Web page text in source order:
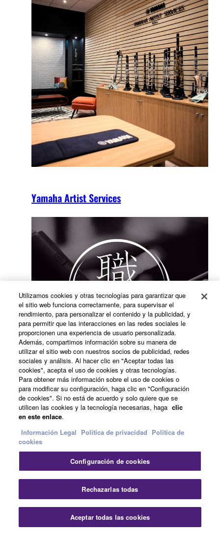
Yamaha Artist Services
Yamaha - Yamaha - España
Instrumentos musicales
Boquillas
Boquillas para cornetas
Utilizamos cookies y otras tecnologías para garantizar que
el sitio web funciona correctamente, para supervisar el
rendimiento, para personalizar el contenido y la publicidad, y
para permitir que las interacciones en las redes sociales le
proporcionen una experiencia de usuario personalizada.
Además, compartimos información sobre su manera de
utilizar el sitio web con nuestros socios de publicidad, redes
sociales y análisis. Al hacer clic en "Aceptar todas las
cookies", acepta el uso de cookies y otras tecnologías.
Para obtener más información sobre el uso de cookies o
para modificar su configuración, haga clic en "Configuración
de cookies". Si no está de acuerdo y solo quiere que se
utilicen las cookies y la tecnología necesarias, haga clic
en este enlace.
Información Legal Politica de privacidad Política de
cookies
Configuración de cookies
Rechazarlas todas
Aceptar todas las cookies